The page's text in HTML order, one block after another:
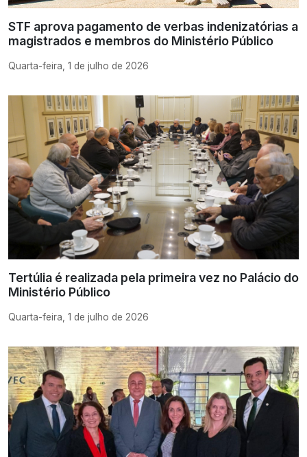
STF aprova pagamento de verbas indenizatórias a
magistrados e membros do Ministério Público
Quarta-feira, 1 de julho de 2026
Tertúlia é realizada pela primeira vez no Palácio do
Ministério Público
Quarta-feira, 1 de julho de 2026